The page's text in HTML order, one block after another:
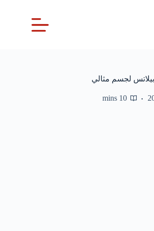
10 mins